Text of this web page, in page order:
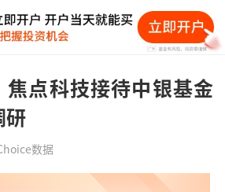
焦点科技接待中银基金
研
数据